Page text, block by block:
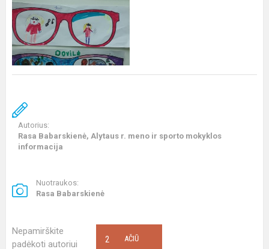
Autorius:
Rasa Babarskienė, Alytaus r. meno ir sporto mokyklos
informacija
Nuotraukos:
Rasa Babarskienė
Nepamirškite
padėkoti autoriui
AČIŪ
2